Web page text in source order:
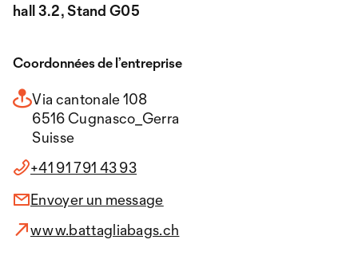
hall 3.2, Stand G05
Coordonnées de l’entreprise
Via cantonale 108
6516 Cugnasco_Gerra
Suisse
+41 91 791 43 93
Envoyer un message
www.battagliabags.ch